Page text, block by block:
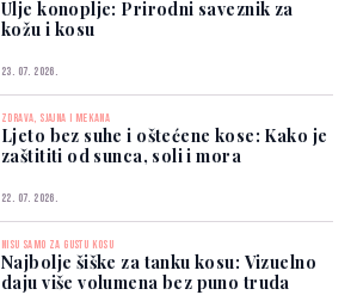
Ulje konoplje: Prirodni saveznik za
kožu i kosu
23. 07. 2026.
ZDRAVA, SJAJNA I MEKANA
Ljeto bez suhe i oštećene kose: Kako je
zaštititi od sunca, soli i mora
22. 07. 2026.
NISU SAMO ZA GUSTU KOSU
Najbolje šiške za tanku kosu: Vizuelno
daju više volumena bez puno truda